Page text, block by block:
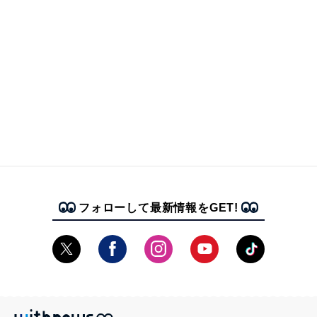
フォローして最新情報をGET!